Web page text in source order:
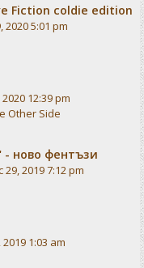
Fiction coldie edition
2020 5:01 pm
12:39 pm
Other Side
- ново фентъзи
29, 2019 7:12 pm
1:03 am